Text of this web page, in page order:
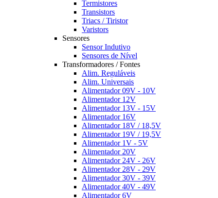
Termistores
Transistors
Triacs / Tiristor
Varistors
Sensores
Sensor Indutivo
Sensores de Nível
Transformadores / Fontes
Alim. Reguláveis
Alim. Universais
Alimentador 09V - 10V
Alimentador 12V
Alimentador 13V - 15V
Alimentador 16V
Alimentador 18V / 18,5V
Alimentador 19V / 19,5V
Alimentador 1V - 5V
Alimentador 20V
Alimentador 24V - 26V
Alimentador 28V - 29V
Alimentador 30V - 39V
Alimentador 40V - 49V
Alimentador 6V